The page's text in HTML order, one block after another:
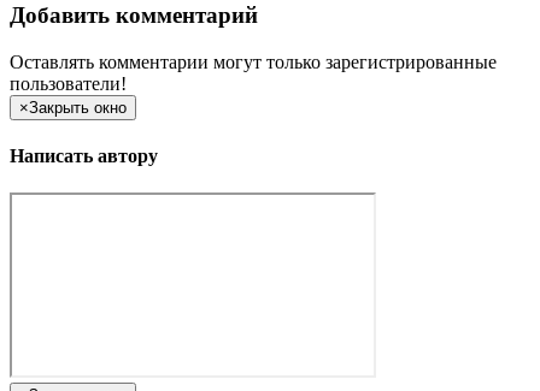
Добавить комментарий
Оставлять комментарии могут только зарегистрированные
пользователи!
×Закрыть окно
Написать автору